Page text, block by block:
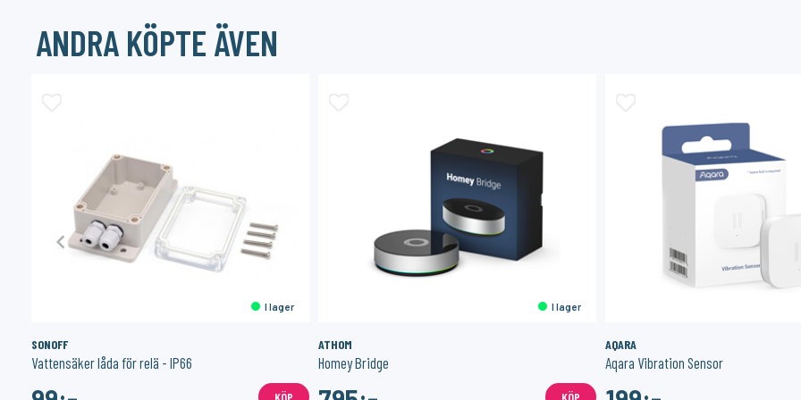
ANDRA KÖPTE ÄVEN
I lager
SONOFF
Vattensäker låda för relä - IP66
KÖP
I lager
ATHOM
Homey Bridge
KÖP
AQARA
Aqara Vibration Sensor